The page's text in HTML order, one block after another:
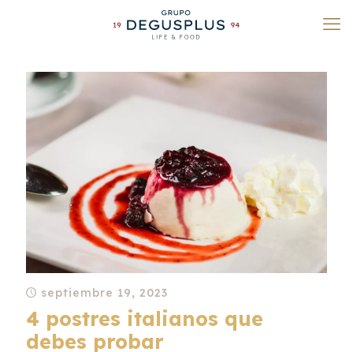
septiembre 19, 2023
4 postres italianos que
debes probar